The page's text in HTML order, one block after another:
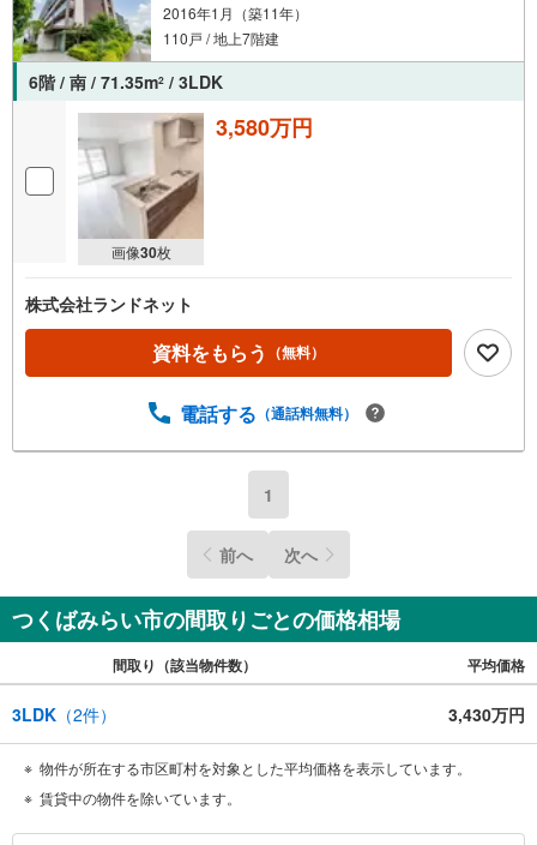
2016年1月（築11年）
110戸 / 地上7階建
6階 / 南 / 71.35m2 / 3LDK
画像30枚
3,580万円
株式会社ランドネット
資料をもらう （無料）
電話する （通話料無料）
1
前へ 次へ
つくばみらい市の間取りごとの価格相場
間取り（該当物件数） 平均価格
3LDK （2件） 3,430万円
物件が所在する市区町村を対象とした平均価格を表示しています。
賃貸中の物件を除いています。